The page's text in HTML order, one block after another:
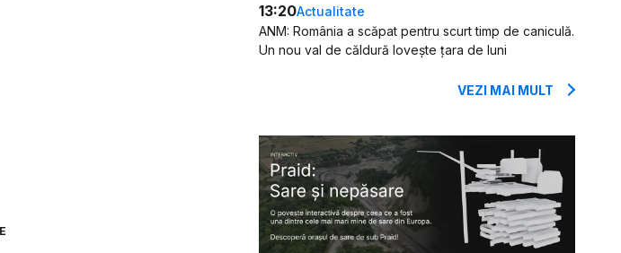
13:20Actualitate
ANM: România a scăpat pentru scurt timp de caniculă.
Un nou val de căldură lovește țara de luni
VEZI MAI MULT